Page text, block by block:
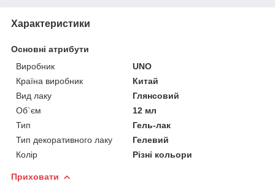
Характеристики
Основні атрибути
Виробник
UNO
Країна виробник
Китай
Вид лаку
Глянсовий
Об`єм
12 мл
Тип
Гель-лак
Тип декоративного лаку
Гелевий
Колір
Різні кольори
Приховати